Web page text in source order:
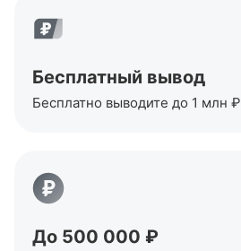
Бесплатный вывод
Бесплатно выводите до 1 млн ₽
До 500 000 ₽